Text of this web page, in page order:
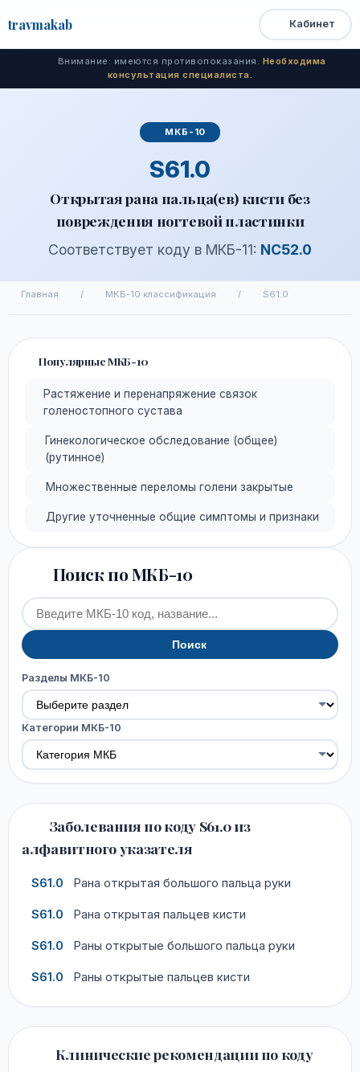
travmakab
Открыть
меню
Быстрый
доступ
Кабинет
Внимание: имеются противопоказания. Необходима
консультация специалиста.
МКБ-10
S61.0
Открытая рана пальца(ев) кисти без
повреждения ногтевой пластинки
Соответствует коду в МКБ-11: NC52.0
Главная / МКБ-10 классификация / S61.0
Популярные МКБ-10
Растяжение и перенапряжение связок
голеностопного сустава
Гинекологическое обследование (общее)
(рутинное)
Множественные переломы голени закрытые
Другие уточненные общие симптомы и признаки
Поиск по МКБ-10
Поиск
Разделы МКБ-10
Категории МКБ-10
Заболевания по коду S61.0 из
алфавитного указателя
S61.0 Рана открытая большого пальца руки
S61.0 Рана открытая пальцев кисти
S61.0 Раны открытые большого пальца руки
S61.0 Раны открытые пальцев кисти
Клинические рекомендации по коду